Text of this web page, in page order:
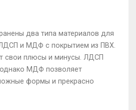
два типа материалов для
и МДФ с покрытием из ПВХ.
свои плюсы и минусы. ЛДСП
МДФ позволяет
формы и прекрасно